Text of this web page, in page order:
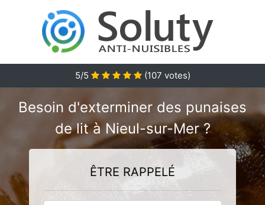
5/5 (107 votes)
Besoin d'exterminer des punaises
de lit à Nieul-sur-Mer ?
ÊTRE RAPPELÉ